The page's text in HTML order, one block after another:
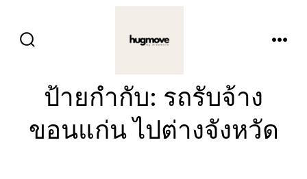
ป้ายกำกับ: รถรับจ้าง
ขอนแก่น ไปต่างจังหวัด